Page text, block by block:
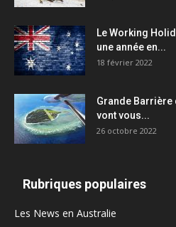
Le Working
une année en...
18 février 2022
Grande Barrière
vont vous...
26 octobre 2022
Rubriques populaires
Les News en Australie